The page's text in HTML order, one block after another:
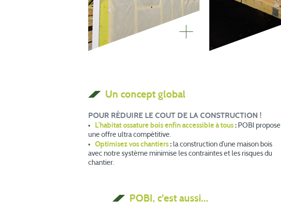
Un concept global
POUR RÉDUIRE LE COUT DE LA CONSTRUCTION !
L’habitat ossature bois enfin accessible à tous: POBI propose
une offre ultra compétitive.
Optimisez vos chantiers: la construction d’une maison bois
avec notre système minimise les contraintes et les risques du
chantier.
POBI, c'est aussi...